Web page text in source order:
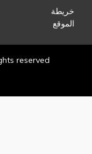
خريطة
الموقع
reserved.